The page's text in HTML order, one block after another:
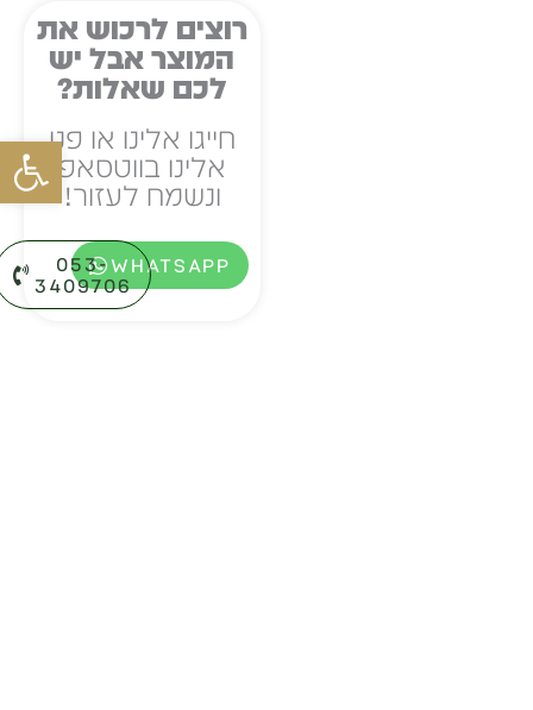
פתח
לרפידוגרף
מבית
רוצים לרכוש את
המוצר אבל יש
לכם שאלות?
חייגו אלינו או פנו
אלינו בווטסאפ
ונשמח לעזור!
WHATSAPP
053-
3409706⁩